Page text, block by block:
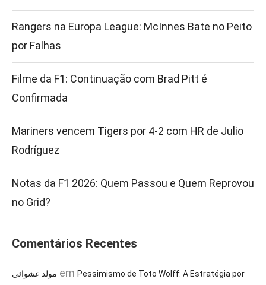
Rangers na Europa League: McInnes Bate no Peito
por Falhas
Filme da F1: Continuação com Brad Pitt é
Confirmada
Mariners vencem Tigers por 4-2 com HR de Julio
Rodríguez
Notas da F1 2026: Quem Passou e Quem Reprovou
no Grid?
Comentários Recentes
مولد عشوائي em Pessimismo de Toto Wolff: A Estratégia por